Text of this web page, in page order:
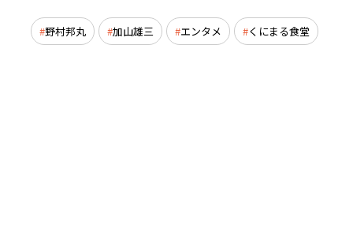
野村邦丸 加山雄三 エンタメ くにまる食堂